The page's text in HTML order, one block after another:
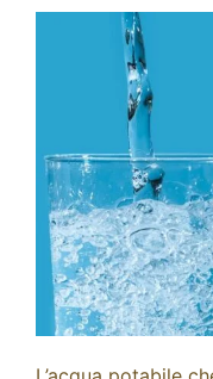
Fidelity Card
Chi siamo
Contatti